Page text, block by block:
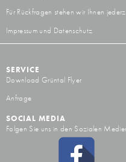
Für Rückfragen stehen wir Ihnen
Impressum und Datenschutz
SERVICE
Download Grüntal Flyer
Anfrage
SOCIAL MEDIA
Folgen Sie uns in den Sozialen